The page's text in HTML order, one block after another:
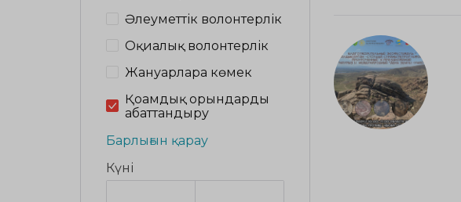
Әлеуметтік волонтерлік
Оқиғалық волонтерлік
Жануарларға көмек
Қоғамдық орындарды
абаттандыру
Барлығын қарау
Күні